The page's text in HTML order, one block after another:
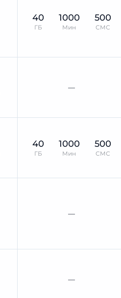
40
ГБ
1000
Мин
500
СМС
—
40
ГБ
1000
Мин
500
СМС
—
—